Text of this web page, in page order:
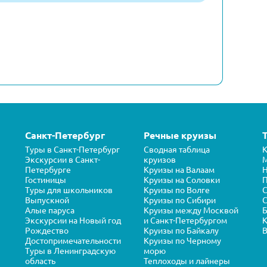
Санкт-Петербург
Туры в Санкт-Петербург
Экскурсии в Санкт-
Петербурге
Гостиницы
Туры для школьников
Выпускной
Алые паруса
Экскурсии на Новый год
Рождество
Достопримечательности
Туры в Ленинградскую
область
Речные круизы
Сводная таблица
круизов
Круизы на Валаам
Круизы на Соловки
Круизы по Волге
Круизы по Сибири
Круизы между Москвой
и Санкт-Петербургом
Круизы по Байкалу
Круизы по Черному
морю
Теплоходы и лайнеры